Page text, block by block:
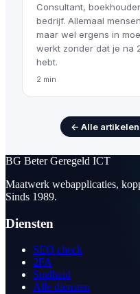
Consultant,
bedrijf. Allemaal
maar wel ergens in
werkt zonder dat je na
hebt.
2 min
← Alle
BG Beter Geregeld ICT
Maatwerk webapplicaties,
Sinds 1989.
Diensten
SEO check
2FA
Snelheid
Alle diensten